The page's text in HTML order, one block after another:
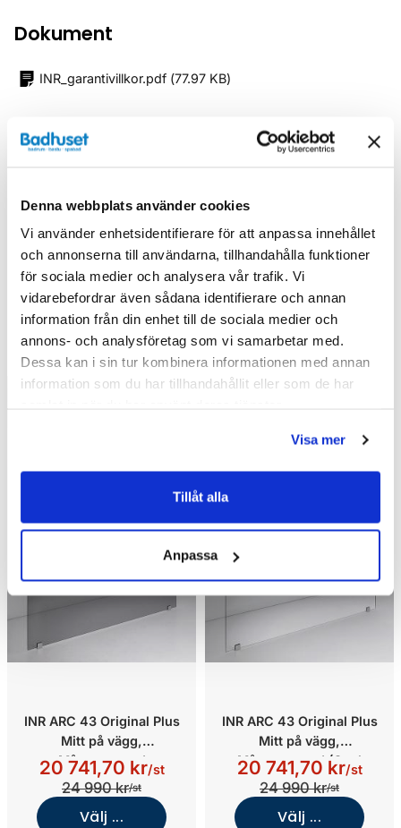
Denna webbplats använder cookies
Vi använder enhetsidentifierare för att anpassa innehållet
och annonserna till användarna, tillhandahålla funktioner
för sociala medier och analysera vår trafik. Vi
vidarebefordrar även sådana identifierare och annan
information från din enhet till de sociala medier och
annons- och analysföretag som vi samarbetar med.
Dessa kan i sin tur kombinera informationen med annan
information som du har tillhandahållit eller som de har
Visa mer
Tillåt alla
Anpassa
Dokument
INR_garantivillkor.pdf (77.97 KB)
Relaterade kategorier
Liknande produkter
INR ARC 43 Original Plus
Mitt på vägg,
Måttanpassad
(Smoke/Krom)
20 741,70 kr/st
24 990 kr/st
Välj ...
INR ARC 43 Original Plus
Mitt på vägg,
Måttanpassad (Opal
Klar/Krom)
20 741,70 kr/st
24 990 kr/st
Välj ...